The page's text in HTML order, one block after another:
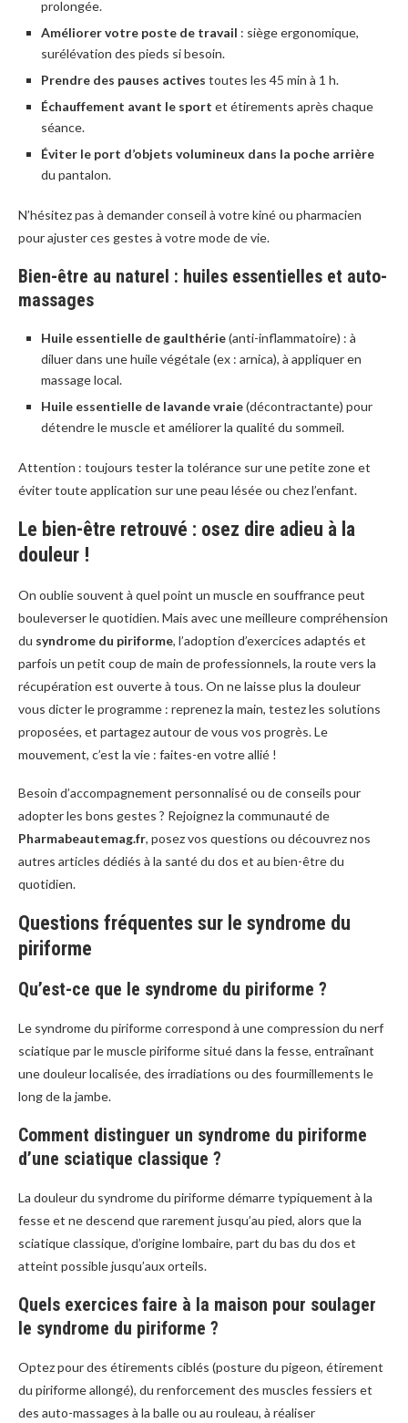
prolongée.
Améliorer votre poste de travail : siège ergonomique,
surélévation des pieds si besoin.
Prendre des pauses actives toutes les 45 min à 1 h.
Échauffement avant le sport et étirements après chaque
séance.
Éviter le port d’objets volumineux dans la poche arrière
du pantalon.
N’hésitez pas à demander conseil à votre kiné ou pharmacien
pour ajuster ces gestes à votre mode de vie.
Bien-être au naturel : huiles essentielles et auto-
massages
Huile essentielle de gaulthérie(anti-inflammatoire) : à
diluer dans une huile végétale (ex : arnica), à appliquer en
massage local.
Huile essentielle de lavande vraie(décontractante) pour
détendre le muscle et améliorer la qualité du sommeil.
Attention : toujours tester la tolérance sur une petite zone et
éviter toute application sur une peau lésée ou chez l’enfant.
Le bien-être retrouvé : osez dire adieu à la
douleur !
On oublie souvent à quel point un muscle en souffrance peut
bouleverser le quotidien. Mais avec une meilleure compréhension
du syndrome du piriforme, l’adoption d’exercices adaptés et
parfois un petit coup de main de professionnels, la route vers la
récupération est ouverte à tous. On ne laisse plus la douleur
vous dicter le programme : reprenez la main, testez les solutions
proposées, et partagez autour de vous vos progrès. Le
mouvement, c’est la vie : faites-en votre allié !
Besoin d’accompagnement personnalisé ou de conseils pour
adopter les bons gestes ? Rejoignez la communauté de
Pharmabeautemag.fr, posez vos questions ou découvrez nos
autres articles dédiés à la santé du dos et au bien-être du
quotidien.
Questions fréquentes sur le syndrome du
piriforme
Qu’est-ce que le syndrome du piriforme ?
Le syndrome du piriforme correspond à une compression du nerf
sciatique par le muscle piriforme situé dans la fesse, entraînant
une douleur localisée, des irradiations ou des fourmillements le
long de la jambe.
Comment distinguer un syndrome du piriforme
d’une sciatique classique ?
La douleur du syndrome du piriforme démarre typiquement à la
fesse et ne descend que rarement jusqu’au pied, alors que la
sciatique classique, d’origine lombaire, part du bas du dos et
atteint possible jusqu’aux orteils.
Quels exercices faire à la maison pour soulager
le syndrome du piriforme ?
Optez pour des étirements ciblés (posture du pigeon, étirement
du piriforme allongé), du renforcement des muscles fessiers et
des auto-massages à la balle ou au rouleau, à réaliser